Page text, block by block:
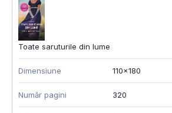
Toate saruturile din lume
Dimensiune 110x180
Număr pagini 320